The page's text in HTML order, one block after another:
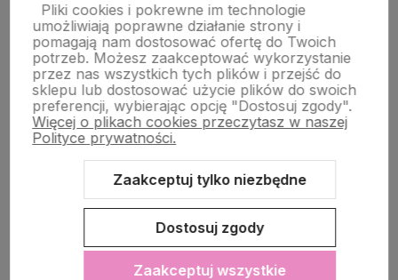
STRONY INFORMACYJNE
POMOC DLA KLIENTA
Pliki cookies i pokrewne im technologie
umożliwiają poprawne działanie strony i
pomagają nam dostosować ofertę do Twoich
potrzeb. Możesz zaakceptować wykorzystanie
przez nas wszystkich tych plików i przejść do
sklepu lub dostosować użycie plików do swoich
preferencji, wybierając opcję "Dostosuj zgody".
Więcej o plikach cookies przeczytasz w naszej
Polityce prywatności.
Zaakceptuj tylko niezbędne
Dostosuj zgody
Zaakceptuj wszystkie